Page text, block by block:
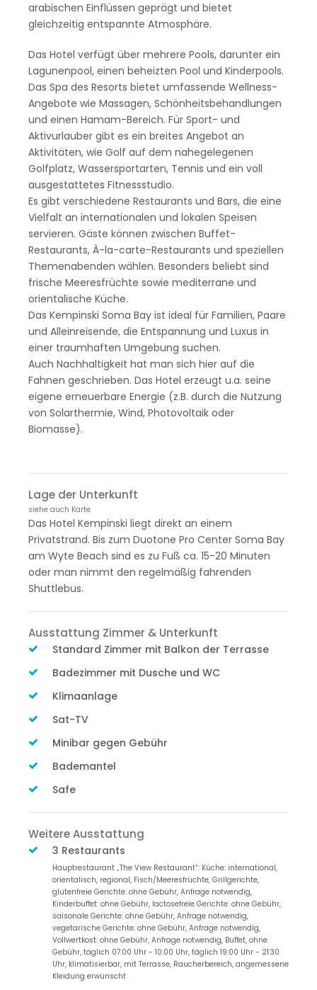
arabischen Einflüssen geprägt und bietet
gleichzeitig entspannte Atmosphäre.
Das Hotel verfügt über mehrere Pools, darunter ein
Lagunenpool, einen beheizten Pool und Kinderpools.
Das Spa des Resorts bietet umfassende Wellness-
Angebote wie Massagen, Schönheitsbehandlungen
und einen Hamam-Bereich. Für Sport- und
Aktivurlauber gibt es ein breites Angebot an
Aktivitäten, wie Golf auf dem nahegelegenen
Golfplatz, Wassersportarten, Tennis und ein voll
ausgestattetes Fitnessstudio.
Es gibt verschiedene Restaurants und Bars, die eine
Vielfalt an internationalen und lokalen Speisen
servieren. Gäste können zwischen Buffet-
Restaurants, À-la-carte-Restaurants und speziellen
Themenabenden wählen. Besonders beliebt sind
frische Meeresfrüchte sowie mediterrane und
orientalische Küche.
Das Kempinski Soma Bay ist ideal für Familien, Paare
und Alleinreisende, die Entspannung und Luxus in
einer traumhaften Umgebung suchen.
Auch Nachhaltigkeit hat man sich hier auf die
Fahnen geschrieben. Das Hotel erzeugt u.a. seine
eigene erneuerbare Energie (z.B. durch die Nutzung
von Solarthermie, Wind, Photovoltaik oder
Biomasse).
Lage der Unterkunft
siehe auch Karte
Das Hotel Kempinski liegt direkt an einem
Privatstrand. Bis zum Duotone Pro Center Soma Bay
am Wyte Beach sind es zu Fuß ca. 15-20 Minuten
oder man nimmt den regelmäßig fahrenden
Shuttlebus.
Ausstattung Zimmer & Unterkunft
Standard Zimmer mit Balkon der Terrasse
Badezimmer mit Dusche und WC
Klimaanlage
Sat-TV
Minibar gegen Gebühr
Bademantel
Safe
Weitere Ausstattung
3 Restaurants
Hauptrestaurant „The View Restaurant“: Küche: international,
orientalisch, regional, Fisch/Meeresfrüchte, Grillgerichte,
glutenfreie Gerichte: ohne Gebühr, Anfrage notwendig,
Kinderbuffet: ohne Gebühr, lactosefreie Gerichte: ohne Gebühr,
saisonale Gerichte: ohne Gebühr, Anfrage notwendig,
vegetarische Gerichte: ohne Gebühr, Anfrage notwendig,
Vollwertkost: ohne Gebühr, Anfrage notwendig, Buffet, ohne
Gebühr, täglich 07:00 Uhr - 10:00 Uhr, täglich 19:00 Uhr - 21:30
Uhr, klimatisierbar, mit Terrasse, Raucherbereich, angemessene
Kleidung erwünscht